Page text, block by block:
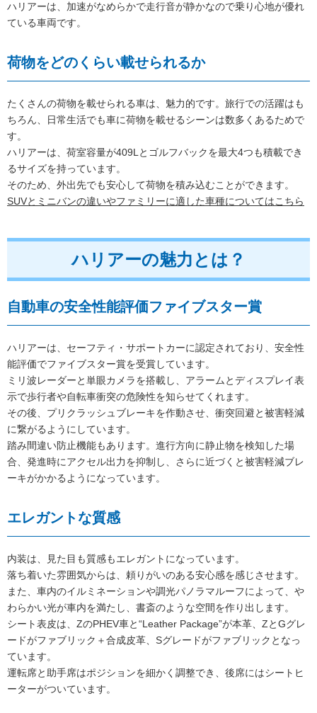
ハリアーは、加速がなめらかで走行音が静かなので乗り心地が優れ
ている車両です。
荷物をどのくらい載せられるか
たくさんの荷物を載せられる車は、魅力的です。旅行での活躍はも
ちろん、日常生活でも車に荷物を載せるシーンは数多くあるためで
す。
ハリアーは、荷室容量が409Lとゴルフバックを最大4つも積載でき
るサイズを持っています。
そのため、外出先でも安心して荷物を積み込むことができます。
SUVとミニバンの違いやファミリーに適した車種についてはこちら
ハリアーの魅力とは？
自動車の安全性能評価ファイブスター賞
ハリアーは、セーフティ・サポートカーに認定されており、安全性
能評価でファイブスター賞を受賞しています。
ミリ波レーダーと単眼カメラを搭載し、アラームとディスプレイ表
示で歩行者や自転車衝突の危険性を知らせてくれます。
その後、プリクラッシュブレーキを作動させ、衝突回避と被害軽減
に繋がるようにしています。
踏み間違い防止機能もあります。進行方向に静止物を検知した場
合、発進時にアクセル出力を抑制し、さらに近づくと被害軽減ブレ
ーキがかかるようになっています。
エレガントな質感
内装は、見た目も質感もエレガントになっています。
落ち着いた雰囲気からは、頼りがいのある安心感を感じさせます。
また、車内のイルミネーションや調光パノラマルーフによって、や
わらかい光が車内を満たし、書斎のような空間を作り出します。
シート表皮は、ZのPHEV車と“Leather Package”が本革、ZとGグレ
ードがファブリック＋合成皮革、Sグレードがファブリックとなっ
ています。
運転席と助手席はポジションを細かく調整でき、後席にはシートヒ
ーターがついています。